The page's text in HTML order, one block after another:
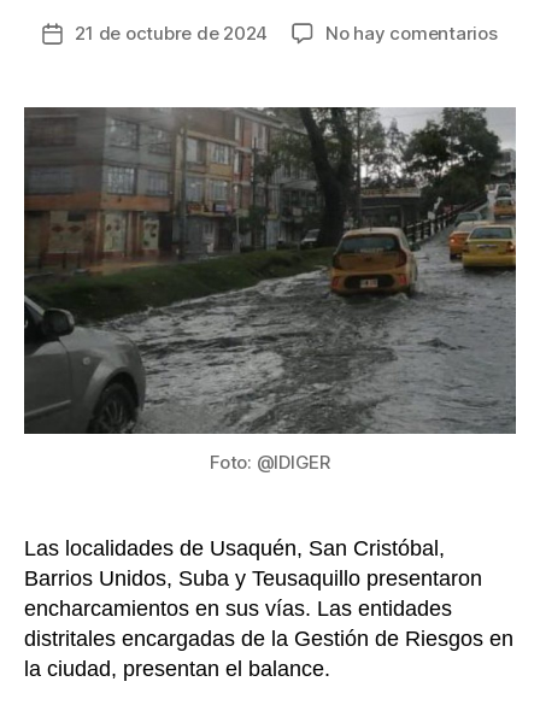
Fecha
entrada
21 de octubre de 2024 No hay comentariosen
y
se
en
Foto: @IDIGER
Las localidades de Usaquén, San Cristóbal,
Barrios Unidos, Suba y Teusaquillo presentaron
encharcamientos en sus vías. Las entidades
distritales encargadas de la Gestión de Riesgos en
la ciudad, presentan el balance.